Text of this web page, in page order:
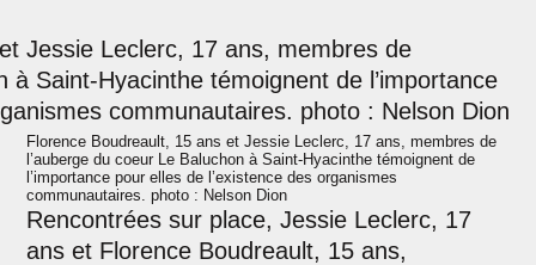
Florence Boudreault, 15 ans et Jessie Leclerc, 17 ans, membres de
l’auberge du coeur Le Baluchon à Saint-Hyacinthe témoignent de
l’importance pour elles de l’existence des organismes
communautaires. photo : Nelson Dion
Rencontrées sur place, Jessie Leclerc, 17
ans et Florence Boudreault, 15 ans,